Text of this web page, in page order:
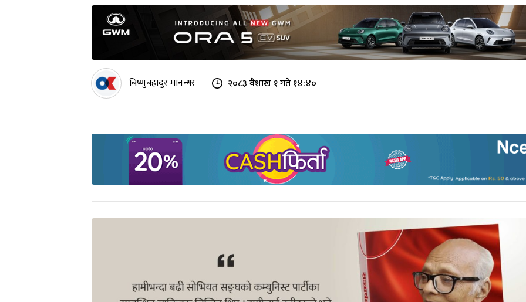
बिष्णुबहादुर मानन्धर २०८३ वैशाख १ गते १४:४०